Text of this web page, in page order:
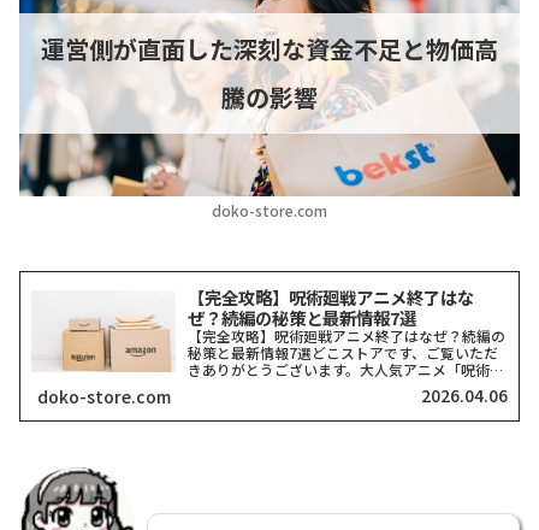
doko-store.com
運営側が直面した深刻な資金不足と物価高
騰の影響
【完全攻略】呪術廻戦アニメ終了はな
ぜ？続編の秘策と最新情報7選
【完全攻略】呪術廻戦アニメ終了はなぜ？続編の
秘策と最新情報7選どこストアです、ご覧いただ
きありがとうございます。大人気アニメ「呪術廻
戦」の放送が一旦区切りを迎え、ネット上では
「なぜ終了したの？」「もう続きは見られない
の？」と悲しみの声が広が...
doko-store.com 2026.04.06